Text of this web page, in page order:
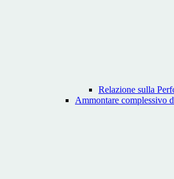
Relazione sulla
Ammontare complessivo